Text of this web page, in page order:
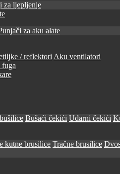
za ljepljenje
za aku alate
/ reflektori Aku ventilatori
Bušaći čekići Udarni čekići
kutne brusilice Tračne brusilice